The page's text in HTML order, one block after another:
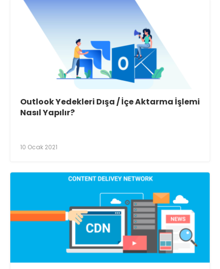
Outlook Yedekleri Dışa / İçe Aktarma İşlemi
Nasıl Yapılır?
10 Ocak 2021